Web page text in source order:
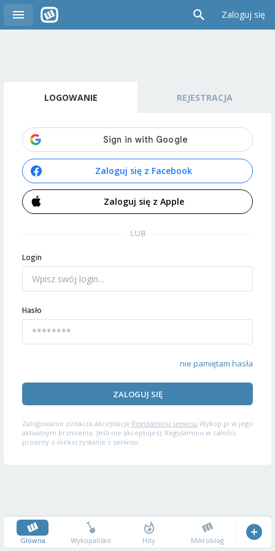
Zaloguj się
LOGOWANIE REJESTRACJA
Zaloguj się z Facebook
Zaloguj się z Apple
LUB
Login
Hasło
nie pamiętam hasła
ZALOGUJ SIĘ
Zalogowanie oznacza akceptację Regulaminu serwisu Wykop.pl w jego
aktualnym brzmieniu. Jeśli nie akceptujesz Regulaminu w całości,
prosimy o niekorzystanie z serwisu.
Główna Wykopalisko Hity Mikroblog